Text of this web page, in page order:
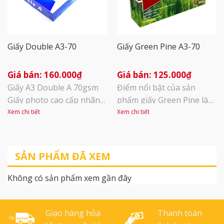
Lan Thương hiệu: Quality
Giấy Double A3-70
160.000₫
Giấy A3 Double A 70gsm
Giấy photo cao cấp nhãn
hiệu Double A nhập khẩu
mục, in laser, máy fax.
được người dùng biết đến
với chất lượng giấy dày và
Double A. Độ sắc nét giấy
Double A A3: Bề mặt giấy
Xem chi tiết
Giấy Green Pine A3-70
125.000₫
Điểm nổi bật của sản
phẩm giấy Green Pine là
có chất lượng tương
cao cho phép in,
bản, hình ảnh đẹp, có độ
sắc nét cao. Bề mặt giấy
Xem chi tiết
SẢN PHẨM ĐÃ XEM
Không có sản phẩm xem gần đây
Giao hàng hỏa
Thanh toán